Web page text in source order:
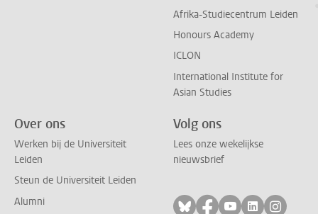
Afrika-Studiecentrum Leiden
Honours Academy
ICLON
International Institute for
Asian Studies
Over ons
Werken bij de Universiteit
Leiden
Steun de Universiteit Leiden
Alumni
Volg ons
Lees onze wekelijkse
nieuwsbrief
Volg ons op bluesky
Volg ons op
Volg ons op
Volg ons
Volg